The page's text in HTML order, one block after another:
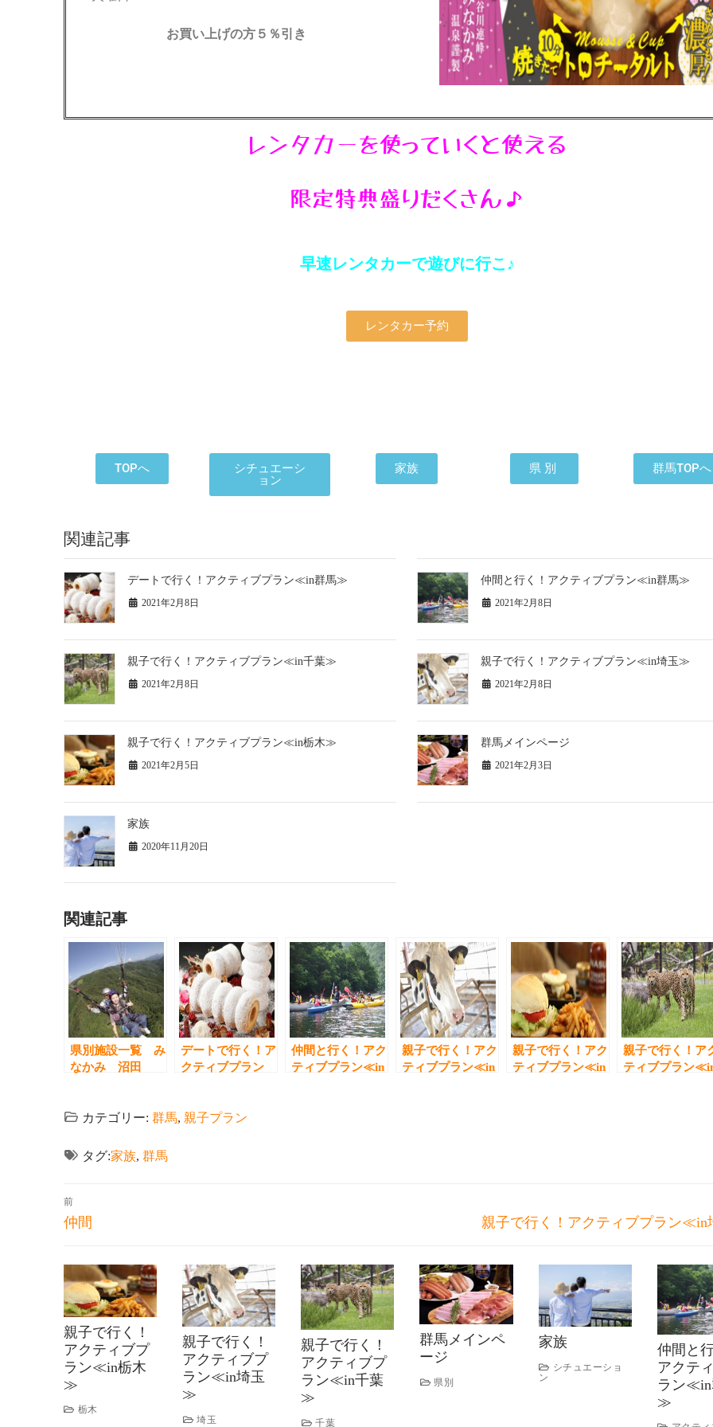
お買い上げの方５％引き
レンタカーを使っていくと使える
限定特典盛りだくさん♪
早速レンタカーで遊びに行こ♪
レンタカー予約
TOPへ
シチュエーシ
ョン
家族 県別 群馬TOPへ
関連記事
デートで行く！アクティブプラン≪in群馬≫
2021年2月8日
仲間と行く！アクティブプラン≪in群馬≫
2021年2月8日
親子で行く！アクティブプラン≪in千葉≫
2021年2月8日
親子で行く！アクティブプラン≪in埼玉≫
2021年2月8日
親子で行く！アクティブプラン≪in栃木≫
2021年2月5日
群馬メインページ
2021年2月3日
家族
2020年11月20日
関連記事
県別施設一覧 み
なかみ 沼田
デートで行く！ア
クティブプラン
仲間と行く！アク
ティブプラン≪in
親子で行く！アク
ティブプラン≪in
親子で行く！アク
ティブプラン≪in
親子で行く！ア
ティブプラン
カテゴリー: 群馬, 親子プラン
タグ:家族, 群馬
前
仲間 親子で行く！アクティブプラン
親子で行く！
アクティブプ
ラン≪in栃木
≫
栃木
親子で行く！
アクティブプ
ラン≪in埼玉
≫
埼玉
親子で行く！
アクティブプ
ラン≪in千葉
≫
千葉
群馬メインペ
ージ
県別
家族
シチュエーショ
ン
仲間と
アクテ
ラン≪in
≫